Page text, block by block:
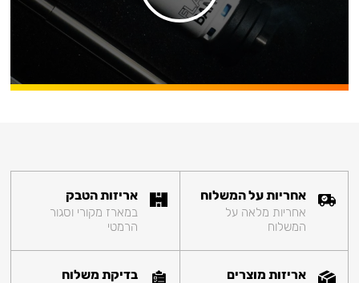
אחריות על המשלוח
אחריות מלאה על
המשלוח
אריזות הטבק
במארז מקורי וסגור
הרמטי
אריזות מוצרים בדיקת משלוח